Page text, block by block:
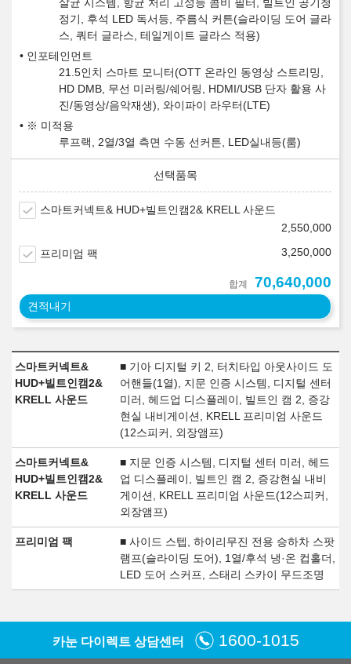
살균 시스템, 항균 처리 고성능 콤비 필터, 빌트인 공기청
정기, 후석 LED 독서등, 주름식 커튼(슬라이딩 도어 글라
스, 쿼터 글라스, 테일게이트 글라스 적용)
인포테인먼트
21.5인치 스마트 모니터(OTT 온라인 동영상 스트리밍,
HD DMB, 무선 미러링/쉐어링, HDMI/USB 단자 활용 사
진/동영상/음악재생), 와이파이 라우터(LTE)
※ 미적용
루프랙, 2열/3열 측면 수동 선커튼, LED실내등(룸)
스마트커넥트& HUD+빌트인캠2& KRELL 사운드
2,550,000
프리미엄 팩 3,250,000
합계 70,640,000
견적내기
스마트커넥트&
HUD+빌트인캠2&
KRELL 사운드
■ 기아 디지털 키 2, 터치타입 아웃사이드 도
어핸들(1열), 지문 인증 시스템, 디지털 센터
미러, 헤드업 디스플레이, 빌트인 캠 2, 증강
현실 내비게이션, KRELL 프리미엄 사운드
(12스피커, 외장앰프)
스마트커넥트&
HUD+빌트인캠2&
KRELL 사운드
■ 지문 인증 시스템, 디지털 센터 미러, 헤드
업 디스플레이, 빌트인 캠 2, 증강현실 내비
게이션, KRELL 프리미엄 사운드(12스피커,
외장앰프)
프리미엄 팩
■ 사이드 스텝, 하이리무진 전용 승하차 스팟
램프(슬라이딩 도어), 1열/후석 냉·온 컵홀더,
LED 도어 스커프, 스태리 스카이 무드조명
카눈 다이렉트 상담센터 1600-1015